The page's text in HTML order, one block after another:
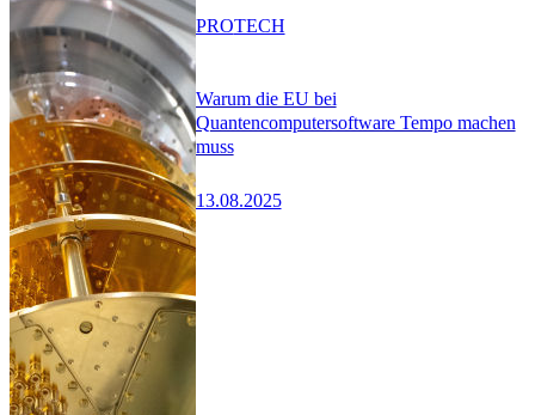
Warum die EU bei
Quantencomputersoftware Tempo machen
muss
13.08.2025
PROTECH